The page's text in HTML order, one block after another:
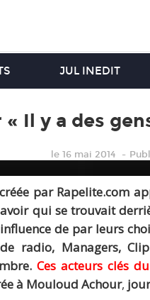
JUL INEDIT
Il y a des
le 16 mai 2014
par Rapelite.com
qui se trouvait
de par leurs
radio, Managers,
Ces acteurs clés
à Mouloud Achour,